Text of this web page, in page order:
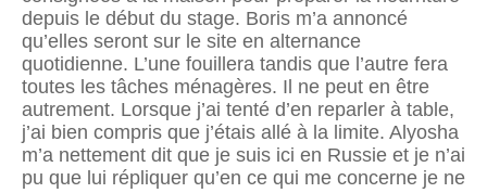
depuis le début du stage. Boris m’a annoncé
qu’elles seront sur le site en alternance
quotidienne. L’une fouillera tandis que l’autre fera
toutes les tâches ménagères. Il ne peut en être
autrement. Lorsque j’ai tenté d’en reparler à table,
j’ai bien compris que j’étais allé à la limite. Alyosha
m’a nettement dit que je suis ici en Russie et je n’ai
pu que lui répliquer qu’en ce qui me concerne je ne